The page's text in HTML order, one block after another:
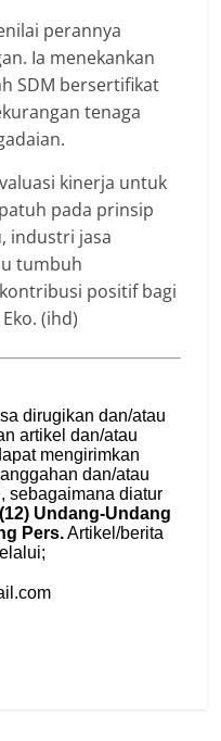
perannya
Ia menekankan
SDM bersertifikat
tenaga
kinerja untuk
pada prinsip
industri jasa
tumbuh
positif bagi
(ihd)